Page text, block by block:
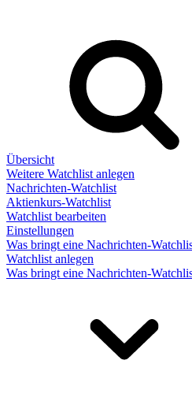
Übersicht
Weitere Watchlist anlegen
Nachrichten-Watchlist
Aktienkurs-Watchlist
Watchlist bearbeiten
Einstellungen
Was bringt eine Nachrichten-
Watchlist anlegen
Was bringt eine Nachrichten-